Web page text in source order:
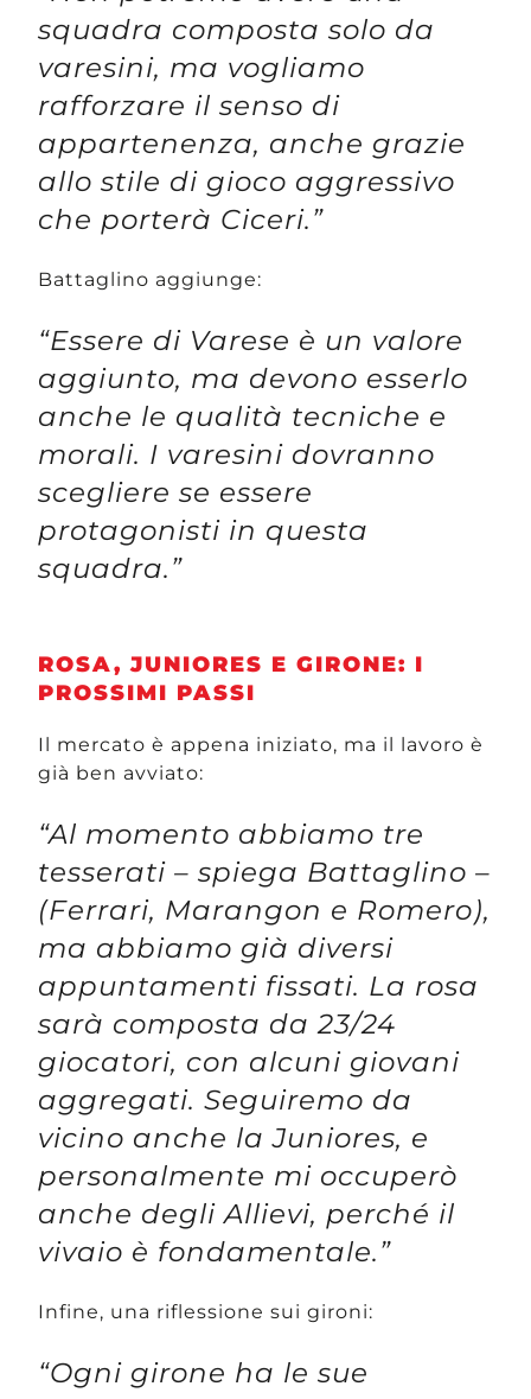
squadra composta solo da
varesini, ma vogliamo
rafforzare il senso di
appartenenza, anche grazie
allo stile di gioco aggressivo
che porterà Ciceri.”
Battaglino aggiunge:
“Essere di Varese è un valore
aggiunto, ma devono esserlo
anche le qualità tecniche e
morali. I varesini dovranno
scegliere se essere
protagonisti in questa
squadra.”
ROSA, JUNIORES E GIRONE: I
PROSSIMI PASSI
Il mercato è appena iniziato, ma il lavoro è
già ben avviato:
“Al momento abbiamo tre
tesserati – spiega Battaglino –
(Ferrari, Marangon e Romero),
ma abbiamo già diversi
appuntamenti fissati. La rosa
sarà composta da 23/24
giocatori, con alcuni giovani
aggregati. Seguiremo da
vicino anche la Juniores, e
personalmente mi occuperò
anche degli Allievi, perché il
vivaio è fondamentale.”
Infine, una riflessione sui gironi:
“Ogni girone ha le sue